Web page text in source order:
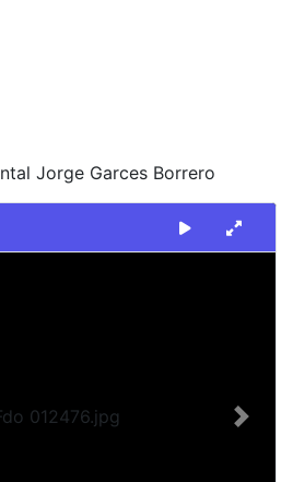
Jorge Garces Borrero
Next